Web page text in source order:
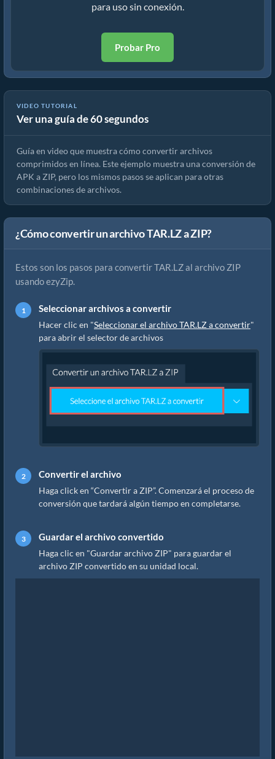
para uso sin conexión.
Probar Pro
VIDEO TUTORIAL
Ver una guía de 60 segundos
Cómo convertir archivos comprimidos usando ezyZip
Guía en video que muestra cómo convertir archivos
comprimidos en línea. Este ejemplo muestra una conversión de
APK a ZIP, pero los mismos pasos se aplican para otras
combinaciones de archivos.
¿Cómo convertir un archivo TAR.LZ a ZIP?
Estos son los pasos para convertir TAR.LZ al archivo ZIP
usando ezyZip.
Seleccionar archivos a convertir
Hacer clic en "Seleccionar el archivo TAR.LZ a convertir"
para abrir el selector de archivos
Convertir el archivo
Haga click en “Convertir a ZIP”. Comenzará el proceso de
conversión que tardará algún tiempo en completarse.
Guardar el archivo convertido
Haga clic en "Guardar archivo ZIP" para guardar el
archivo ZIP convertido en su unidad local.